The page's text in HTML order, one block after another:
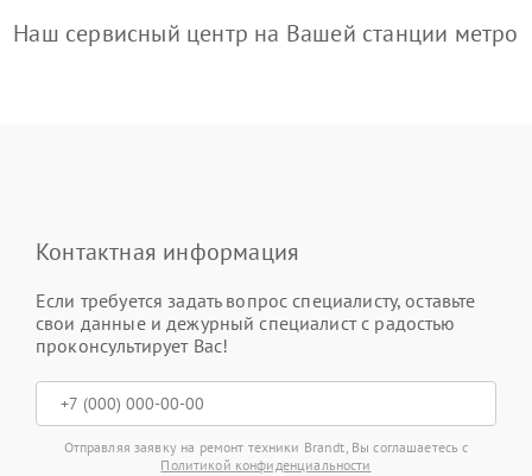
Наш сервисный центр на Вашей станции метро
Контактная информация
Если требуется задать вопрос специалисту, оставьте
свои данные и дежурный специалист с радостью
проконсультирует Вас!
Отправляя заявку на ремонт техники Brandt, Вы соглашаетесь с
Политикой конфиденциальности